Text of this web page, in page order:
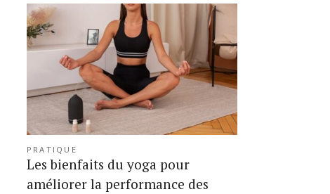
PRATIQUE
Les bienfaits du yoga pour
améliorer la performance des